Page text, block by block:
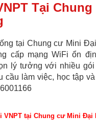
Tại
tại Chung cư Mini
cấp mạng WiFi ổn
lý tưởng với nhiều
cầu làm việc, học tập
VNPT tại Chung cư Mini Đại